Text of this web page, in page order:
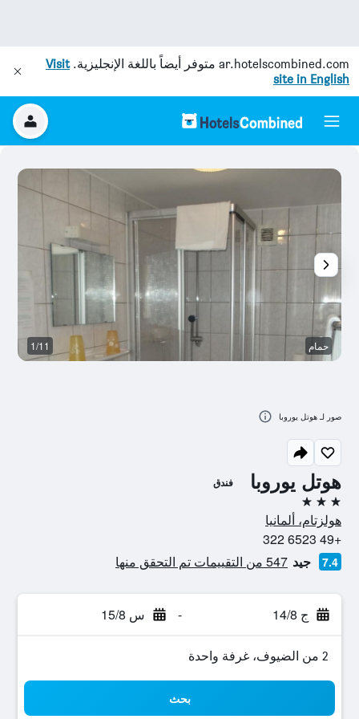
ar.hotelscombined.com متوفر أيضاً باللغة الإنجليزية.Visit
site in English
هوتل يوروبا فندق
3 نجوم
هولزتام، ألمانيا
+49 6523 322
7.4 جيد 547 من التقييمات تم التحقق منها
ج 14/8 - س 15/8
2 من الضيوف، غرفة واحدة
بحث
حمام 1/11
صور لـ هوتل يوروبا